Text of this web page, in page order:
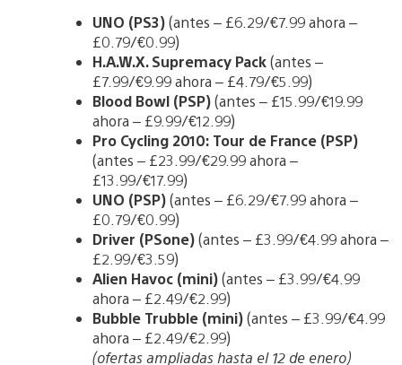
UNO (PS3)(antes – £6.29/€7.99 ahora –
£0.79/€0.99)
H.A.W.X. Supremacy Pack(antes –
£7.99/€9.99 ahora – £4.79/€5.99)
Blood Bowl (PSP)(antes – £15.99/€19.99
ahora – £9.99/€12.99)
Pro Cycling 2010: Tour de France (PSP)
(antes – £23.99/€29.99 ahora –
£13.99/€17.99)
UNO (PSP)(antes – £6.29/€7.99 ahora –
£0.79/€0.99)
Driver (PSone)(antes – £3.99/€4.99 ahora –
£2.99/€3.59)
Alien Havoc (mini)(antes – £3.99/€4.99
ahora – £2.49/€2.99)
Bubble Trubble (mini)(antes – £3.99/€4.99
ahora – £2.49/€2.99)
(ofertas ampliadas hasta el 12 de enero)